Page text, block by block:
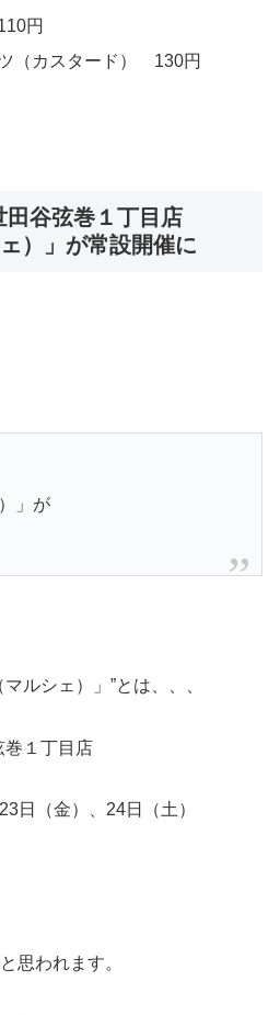
円
（カスタード） 130円
谷弦巻１丁目店
）」が常設開催に
」が
ルシェ）」”とは、、、
巻１丁目店
日（金）、24日（土）
思われます。